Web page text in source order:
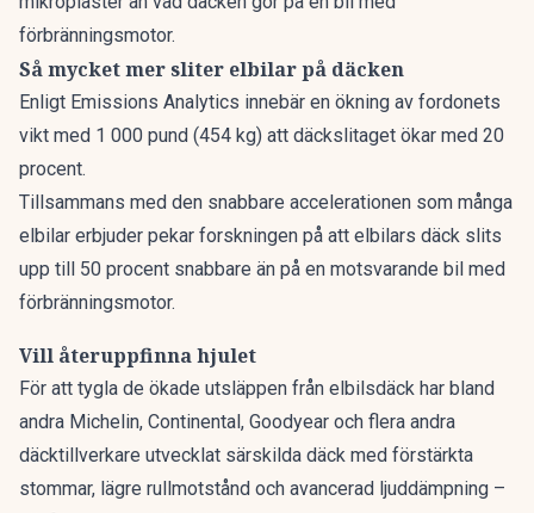
förbränningsmotor.
Så mycket mer sliter elbilar på däcken
Enligt Emissions Analytics innebär en ökning av fordonets
vikt med 1 000 pund (454 kg) att däckslitaget ökar med 20
procent.
Tillsammans med den snabbare accelerationen som många
elbilar erbjuder pekar forskningen på att elbilars däck slits
upp till 50 procent snabbare än på en motsvarande bil med
förbränningsmotor.
Vill återuppfinna hjulet
För att tygla de ökade utsläppen från elbilsdäck har bland
andra Michelin, Continental, Goodyear och flera andra
däcktillverkare utvecklat särskilda däck med förstärkta
stommar, lägre rullmotstånd och avancerad ljuddämpning –